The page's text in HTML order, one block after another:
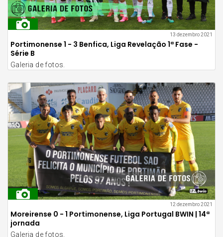
13 dezembro 2021
Portimonense 1 - 3 Benfica, Liga Revelação 1ª Fase -
Série B
Galeria de fotos.
12 dezembro 2021
Moreirense 0 - 1 Portimonense, Liga Portugal BWIN | 14ª
jornada
Galeria de fotos.